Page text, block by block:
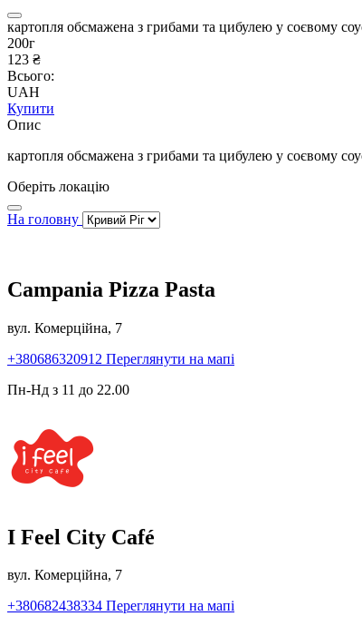
картопля обсмажена з грибами та цибулею у соєвому
200г
123 ₴
Всього:
UAH
Купити
Опис
картопля обсмажена з грибами та цибулею у соєвому
Оберіть локацію
На головну
Campania Pizza Pasta
вул. Комерційна, 7
+380686320912 Переглянути на мапі
Пн-Нд з 11 до 22.00
I Feel City Café
вул. Комерційна, 7
+380682438334 Переглянути на мапі